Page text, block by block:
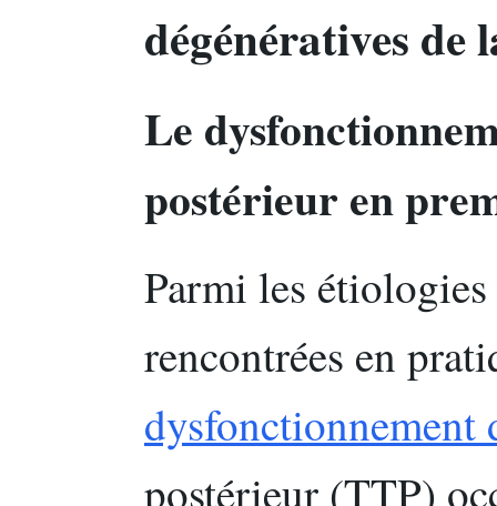
dégénératives de
Le
postérieur en
Parmi les
rencontrées en
postérieur (TTP)